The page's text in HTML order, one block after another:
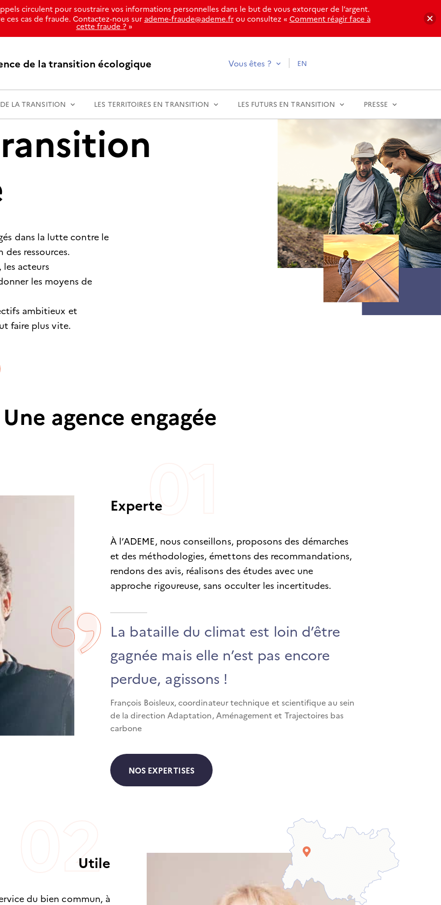
de la transition écologique Vous êtes ?
Indiquez
profil
EN
LA TRANSITION LES TERRITOIRES EN TRANSITION LES FUTURS EN TRANSITION PRESSE
dans la lutte contre le
ressources.
acteurs
les moyens de
ambitieux et
faire plus vite.
Une agence engagée
Experte
À l’ADEME, nous conseillons, proposons des démarches
et des méthodologies, émettons des recommandations,
rendons des avis, réalisons des études avec une
approche rigoureuse, sans occulter les incertitudes.
La bataille du climat est loin d’être
gagnée mais elle n’est pas encore
perdue, agissons !
François Boisleux, coordinateur technique et scientifique au sein
de la direction Adaptation, Aménagement et Trajectoires bas
carbone
NOS EXPERTISES
Utile
du bien commun, à
circulent pour soustraire vos informations personnelles dans le but de vous extorquer de l’argent.
cas de fraude. Contactez-nous sur ademe-fraude@ademe.frou consultez « Comment réagir face à
cette fraude ? »